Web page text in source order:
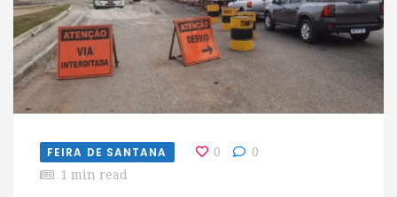
FEIRA DE SANTANA 0
0
1 min read